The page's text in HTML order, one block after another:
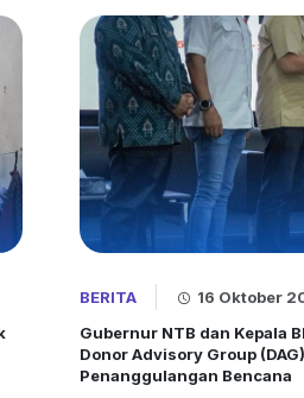
BERITA
16 Oktober
Gubernur NTB dan Kepala
Donor Advisory Group
Penanggulangan Bencana